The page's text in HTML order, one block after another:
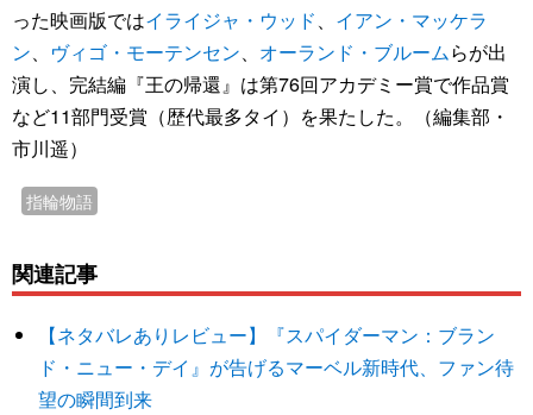
った映画版ではイライジャ・ウッド、 イアン・マッケラ
ン、 ヴィゴ・モーテンセン、 オーランド・ブルームらが出
演し、完結編『王の帰還』は第76回アカデミー賞で作品賞
など11部門受賞（歴代最多タイ）を果たした。（編集部・
市川遥）
指輪物語
関連記事
【ネタバレありレビュー】『スパイダーマン：ブラン
ド・ニュー・デイ』が告げるマーベル新時代、ファン待
望の瞬間到来